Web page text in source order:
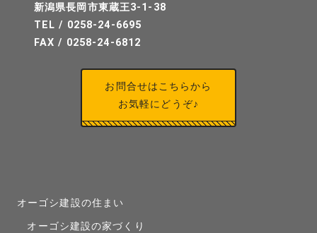
新潟県長岡市東蔵王3-1-38
TEL / 0258-24-6695
FAX / 0258-24-6812
お問合せはこちらから
お気軽にどうぞ♪
オーゴシ建設の住まい
オーゴシ建設の家づくり